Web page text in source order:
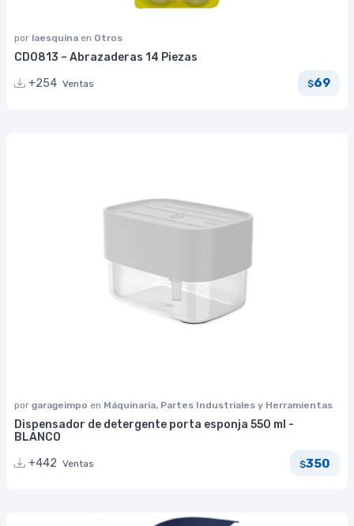
por laesquina en Otros
CD0813 – Abrazaderas 14 Piezas
+254 Ventas $69
por garageimpo en Máquinaria, Partes Industriales y Herramientas
Dispensador de detergente porta esponja 550 ml -
BLANCO
+442 Ventas $350